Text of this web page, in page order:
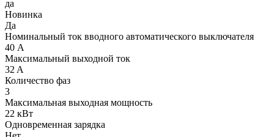
да
Новинка
Да
Номинальный ток вводного автоматического выключателя
40 А
Максимальный выходной ток
32 A
Количество фаз
3
Максимальная выходная мощность
22 кВт
Одновременная зарядка